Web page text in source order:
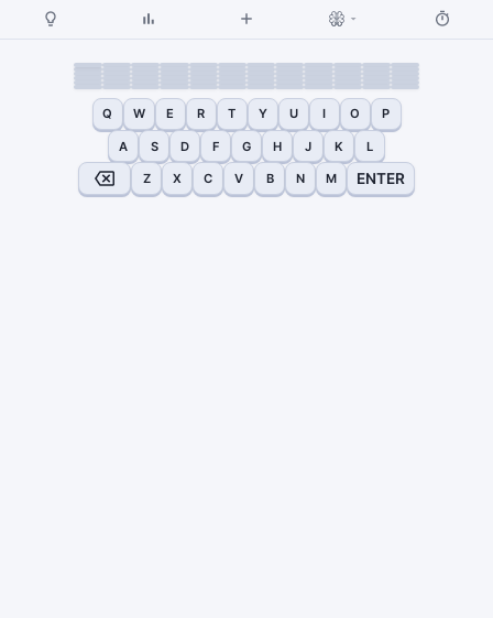
Q W E R T Y U I O P
A S D F G H J K L
Z X C V B N M ENTER